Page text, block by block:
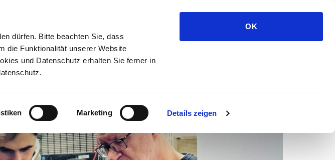
dürfen. Bitte beachten Sie, dass
die Funktionalität unserer Website
und Datenschutz erhalten Sie ferner in
Marketing Details zeigen
OK
digitale Kennzahlen